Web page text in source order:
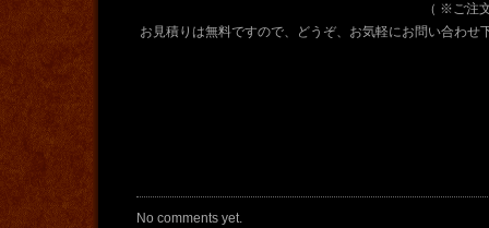
（ ※ご注
お見積りは無料ですので、どうぞ、お気軽にお問い合わせ
No comments yet.